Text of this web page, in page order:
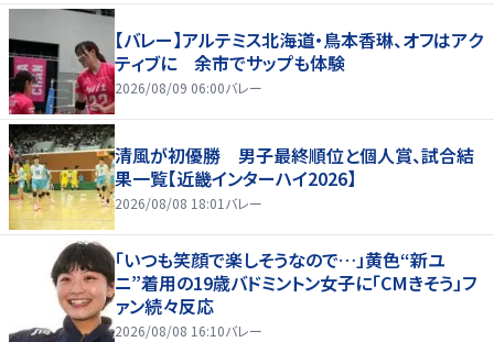
【バレー】アルテミス北海道・鳥本香琳、オフはアク
ティブに 余市でサップも体験
2026/08/09 06:00バレー
清風が初優勝 男子最終順位と個人賞、試合結
果一覧【近畿インターハイ2026】
2026/08/08 18:01 バレー
「いつも笑顔で楽しそうなので…」黄色“新ユ
ニ”着用の19歳バドミントン女子に「CMきそう」フ
ァン続々反応
2026/08/08 16:10バレー